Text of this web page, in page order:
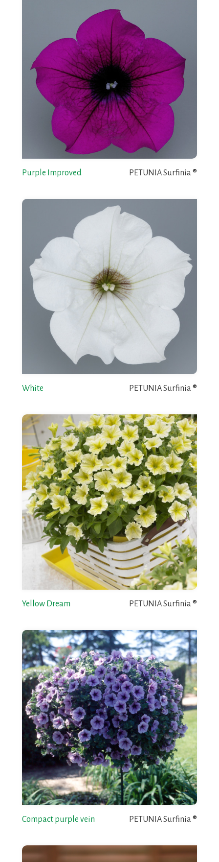
Purple Improved PETUNIA Surfinia ®
White PETUNIA Surfinia ®
Yellow Dream PETUNIA Surfinia ®
Compact purple vein PETUNIA Surfinia ®